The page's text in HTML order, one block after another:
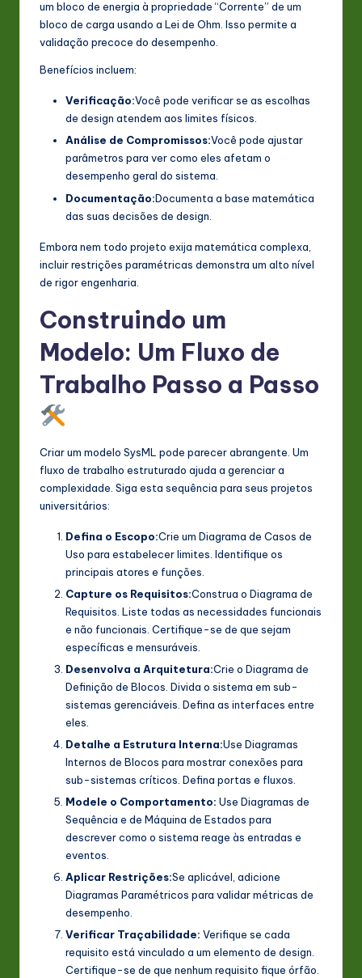
um bloco de energia à propriedade “Corrente” de um
bloco de carga usando a Lei de Ohm. Isso permite a
validação precoce do desempenho.
Benefícios incluem:
Verificação:Você pode verificar se as escolhas
de design atendem aos limites físicos.
Análise de Compromissos:Você pode ajustar
parâmetros para ver como eles afetam o
desempenho geral do sistema.
Documentação:Documenta a base matemática
das suas decisões de design.
Embora nem todo projeto exija matemática complexa,
incluir restrições paramétricas demonstra um alto nível
de rigor engenharia.
Construindo um
Modelo: Um Fluxo de
Trabalho Passo a Passo
Criar um modelo SysML pode parecer abrangente. Um
fluxo de trabalho estruturado ajuda a gerenciar a
complexidade. Siga esta sequência para seus projetos
universitários:
Defina o Escopo:Crie um Diagrama de Casos de
Uso para estabelecer limites. Identifique os
principais atores e funções.
Capture os Requisitos:Construa o Diagrama de
Requisitos. Liste todas as necessidades funcionais
e não funcionais. Certifique-se de que sejam
específicas e mensuráveis.
Desenvolva a Arquitetura:Crie o Diagrama de
Definição de Blocos. Divida o sistema em sub-
sistemas gerenciáveis. Defina as interfaces entre
eles.
Detalhe a Estrutura Interna:Use Diagramas
Internos de Blocos para mostrar conexões para
sub-sistemas críticos. Defina portas e fluxos.
Modele o Comportamento: Use Diagramas de
Sequência e de Máquina de Estados para
descrever como o sistema reage às entradas e
eventos.
Aplicar Restrições:Se aplicável, adicione
Diagramas Paramétricos para validar métricas de
desempenho.
Verificar Traçabilidade: Verifique se cada
requisito está vinculado a um elemento de design.
Certifique-se de que nenhum requisito fique órfão.